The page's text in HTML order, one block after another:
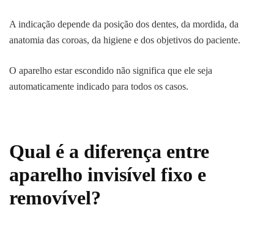
A indicação depende da posição dos dentes, da mordida, da
anatomia das coroas, da higiene e dos objetivos do paciente.
O aparelho estar escondido não significa que ele seja
automaticamente indicado para todos os casos.
Qual é a diferença entre
aparelho invisível fixo e
removível?